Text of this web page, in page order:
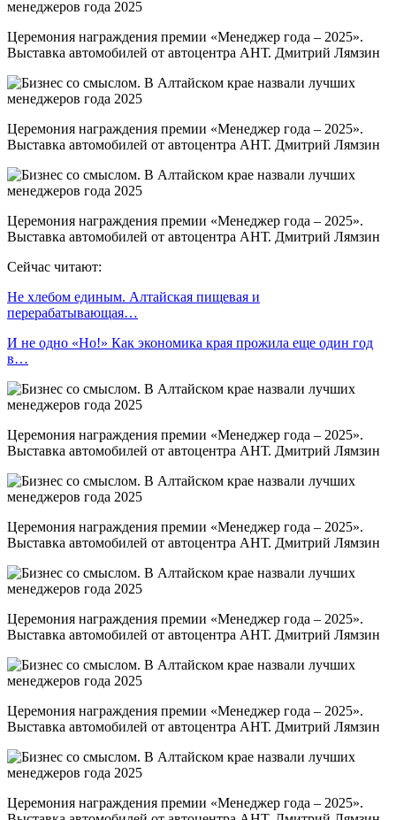
Церемония награждения премии «Менеджер года – 2025».
Выставка автомобилей от автоцентра АНТ. Дмитрий Лямзин
Церемония награждения премии «Менеджер года – 2025».
Выставка автомобилей от автоцентра АНТ. Дмитрий Лямзин
Церемония награждения премии «Менеджер года – 2025».
Выставка автомобилей от автоцентра АНТ. Дмитрий Лямзин
Сейчас читают:
Не хлебом единым. Алтайская пищевая и
перерабатывающая…
И не одно «Но!» Как экономика края прожила еще один год
в…
Церемония награждения премии «Менеджер года – 2025».
Выставка автомобилей от автоцентра АНТ. Дмитрий Лямзин
Церемония награждения премии «Менеджер года – 2025».
Выставка автомобилей от автоцентра АНТ. Дмитрий Лямзин
Церемония награждения премии «Менеджер года – 2025».
Выставка автомобилей от автоцентра АНТ. Дмитрий Лямзин
Церемония награждения премии «Менеджер года – 2025».
Выставка автомобилей от автоцентра АНТ. Дмитрий Лямзин
Церемония награждения премии «Менеджер года – 2025».